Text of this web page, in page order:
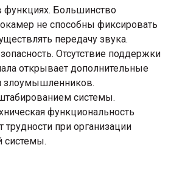
функциях. Большинство
не способны фиксировать
передачу звука.
Отсутствие поддержки
открывает дополнительные
злоумышленников.
системы.
функциональность
трудности при организации
системы.